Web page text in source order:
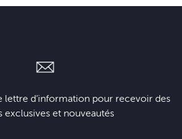
lettre d’information pour recevoir des
exclusives et nouveautés